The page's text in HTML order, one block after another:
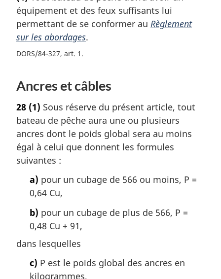
équipement et des feux suffisants lui
permettant de se conformer au Règlement
sur les abordages.
DORS/84-327, art. 1
Ancres et câbles
28 (1) Sous réserve du présent article, tout
bateau de pêche aura une ou plusieurs
ancres dont le poids global sera au moins
égal à celui que donnent les formules
suivantes :
a) pour un cubage de 566 ou moins, P =
0,64 Cu,
b) pour un cubage de plus de 566, P =
0,48 Cu + 91,
dans lesquelles
c) P est le poids global des ancres en
kilogrammes,